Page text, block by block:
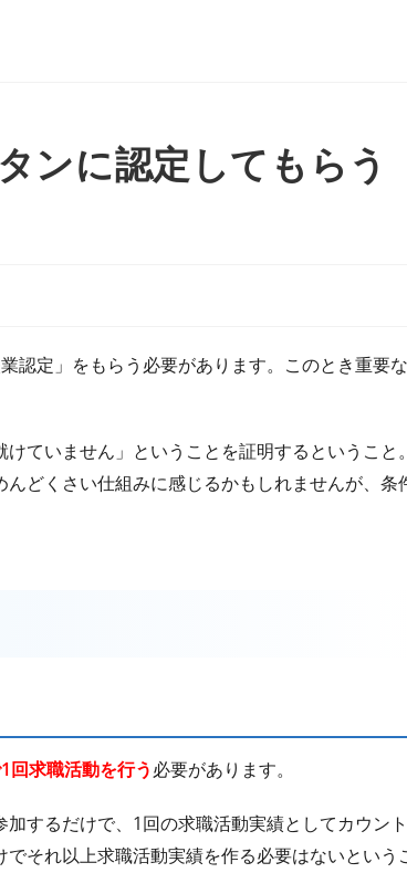
ンに認定してもらう
認定」をもらう必要があります。このとき重要な
ていません」ということを証明するということ。
どくさい仕組みに感じるかもしれませんが、条
回求職活動を行う必要があります。
するだけで、1回の求職活動実績としてカウント
それ以上求職活動実績を作る必要はないという